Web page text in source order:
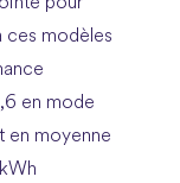
ces modèles
en mode
en moyenne